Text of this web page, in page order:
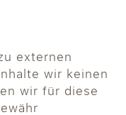
externen
wir keinen
wir für diese